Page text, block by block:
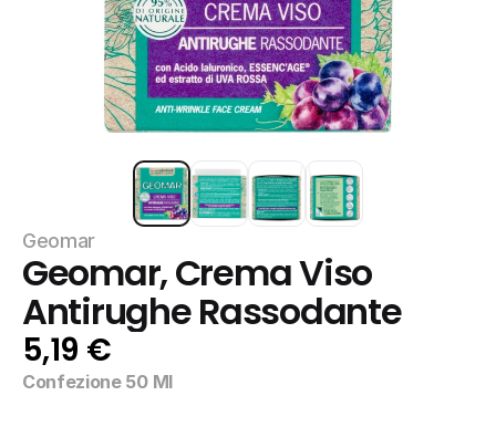
Geomar
Geomar, Crema Viso
Antirughe Rassodante
5,19 €
Confezione 50 Ml